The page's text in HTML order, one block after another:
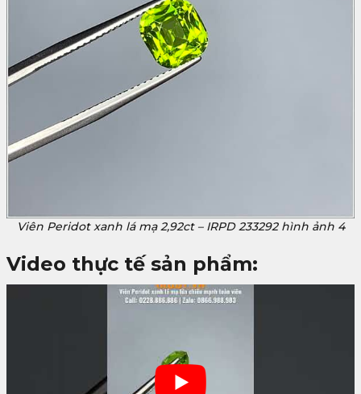
Viên Peridot xanh lá mạ 2,92ct – IRPD 233292 hình ảnh 4
Video thực tế sản phẩm: